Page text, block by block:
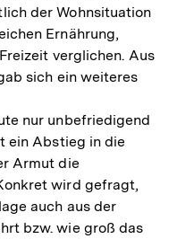
der Wohnsituation
Ernährung,
verglichen. Aus
sich ein weiteres
nur unbefriedigend
ein Abstieg in die
Armut die
wird gefragt,
auch aus der
bzw. wie groß das